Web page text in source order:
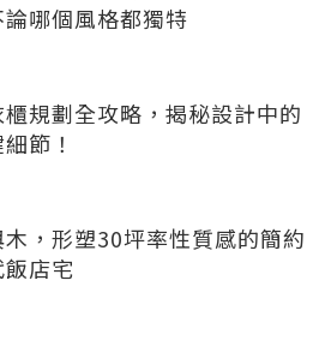
論哪個風格都獨特
規劃全攻略，揭秘設計中的
節！
，形塑30坪率性質感的簡約
店宅